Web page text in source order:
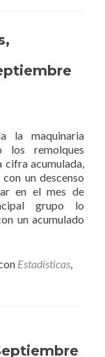
la maquinaria
los remolques
cifra acumulada,
un descenso
en el mes de
grupo lo
un acumulado
Estadísticas,